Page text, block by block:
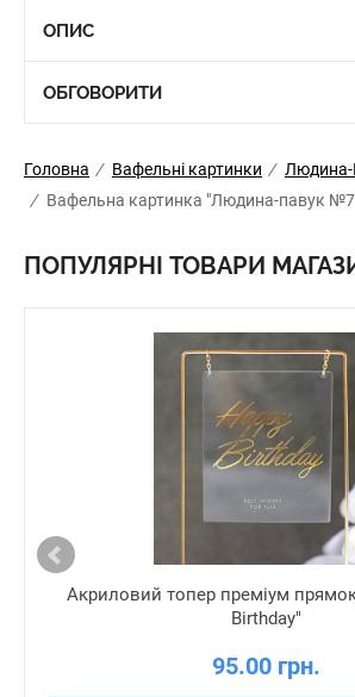
ОПИС
ОБГОВОРИТИ
Головна / Вафельні картинки / Людина-
/ Вафельна картинка "Людина-павук
ПОПУЛЯРНІ ТОВАРИ
Акриловий топер преміум
Birthday"
95.00 грн.